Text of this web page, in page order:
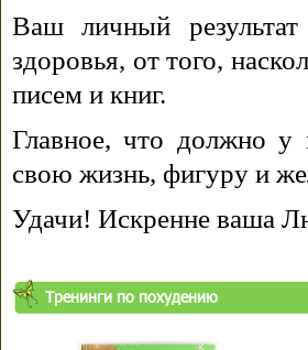
Ваш личный
здоровья, от того,
писем и книг.
Главное, что должно у
свою жизнь, фигуру и
Удачи! Искренне ваша
Тренинги по похудению